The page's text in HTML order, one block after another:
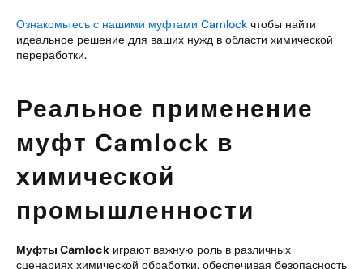
Ознакомьтесь с нашими муфтами Camlock чтобы найти
идеальное решение для ваших нужд в области химической
переработки.
Реальное применение
муфт Camlock в
химической
промышленности
Муфты Camlock играют важную роль в различных
сценариях химической обработки, обеспечивая безопасность